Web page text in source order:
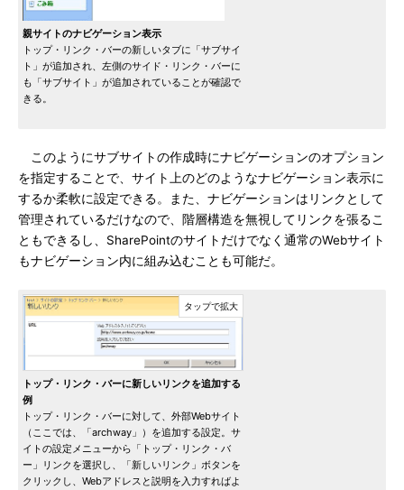
親サイトのナビゲーション表示
トップ・リンク・バーの新しいタブに「サブサイ
ト」が追加され、左側のサイド・リンク・バーに
も「サブサイト」が追加されていることが確認で
きる。
このようにサブサイトの作成時にナビゲーションのオプション
を指定することで、サイト上のどのようなナビゲーション表示に
するか柔軟に設定できる。また、ナビゲーションはリンクとして
管理されているだけなので、階層構造を無視してリンクを張るこ
ともできるし、SharePointのサイトだけでなく通常のWebサイト
もナビゲーション内に組み込むことも可能だ。
トップ・リンク・バーに新しいリンクを追加する
例
トップ・リンク・バーに対して、外部Webサイト
（ここでは、「archway」）を追加する設定。サ
イトの設定メニューから「トップ・リンク・バ
ー」リンクを選択し、「新しいリンク」ボタンを
クリックし、Webアドレスと説明を入力すればよ